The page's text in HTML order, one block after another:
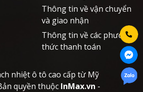
Thông tin về vận chuyển
và giao nhận
Thông tin về các phương
thức thanh toán
quyền thuộc InMax.vn -
nhiệt ô tô cao cấp từ Mỹ